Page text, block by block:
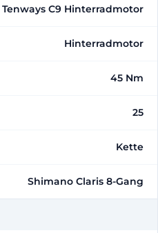
Tenways C9 Hinterradmotor
Hinterradmotor
45 Nm
25
Kette
Shimano Claris 8-Gang